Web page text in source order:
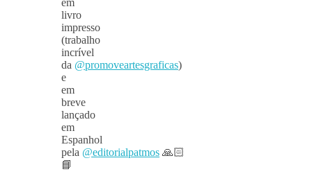
livro
impresso
(trabalho
incrível
da @promoveartesgraficas)
e
em
breve
lançado
em
Espanhol
pela @editorialpatmos 🙏🏻
📘